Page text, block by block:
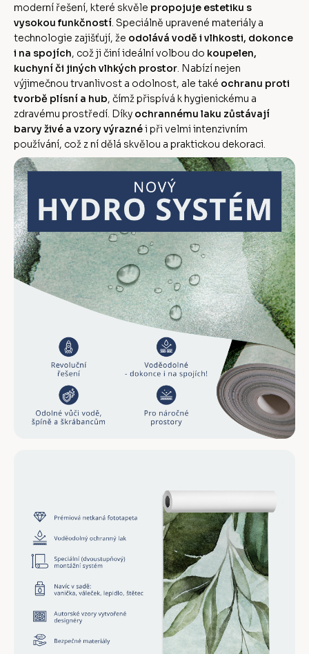
moderní řešení, které skvěle propojuje estetiku s
vysokou funkčností. Speciálně upravené materiály a
technologie zajišťují, že odolává vodě i vlhkosti, dokonce
i na spojích, což ji činí ideální volbou do koupelen,
kuchyní či jiných vlhkých prostor. Nabízí nejen
výjimečnou trvanlivost a odolnost, ale také ochranu proti
tvorbě plísní a hub, čímž přispívá k hygienickému a
zdravému prostředí. Díky ochrannému laku zůstávají
barvy živé a vzory výraznéi při velmi intenzivním
používání, což z ní dělá skvělou a praktickou dekoraci.